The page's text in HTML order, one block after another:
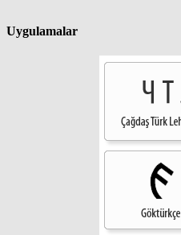
Uygulamalar